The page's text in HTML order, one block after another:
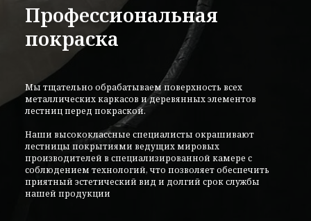
Профессиональная
покраска
Мы тщательно обрабатываем поверхность всех
металлических каркасов и деревянных элементов
лестниц перед покраской.
Наши высококлассные специалисты окрашивают
лестницы покрытиями ведущих мировых
производителей в специализированной камере с
соблюдением технологий, что позволяет обеспечить
приятный эстетический вид и долгий срок службы
нашей продукции